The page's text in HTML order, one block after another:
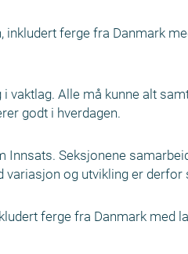
ferge fra Danmark
Alle må kunne alt
godt i hverdagen.
Seksjonene
variasjon og utvikling er
ferge fra Danmark med